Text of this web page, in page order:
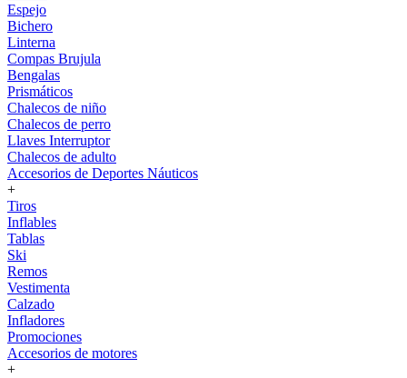
Espejo
Bichero
Linterna
Compas Brujula
Bengalas
Prismáticos
Chalecos de niño
Chalecos de perro
Llaves Interruptor
Chalecos de adulto
Accesorios de Deportes Náuticos
+
Tiros
Inflables
Tablas
Ski
Remos
Vestimenta
Calzado
Infladores
Promociones
Accesorios de motores
+